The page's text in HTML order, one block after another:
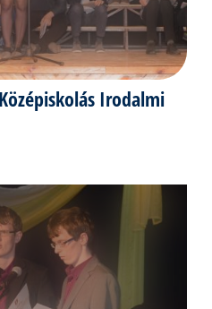
Irodalmi